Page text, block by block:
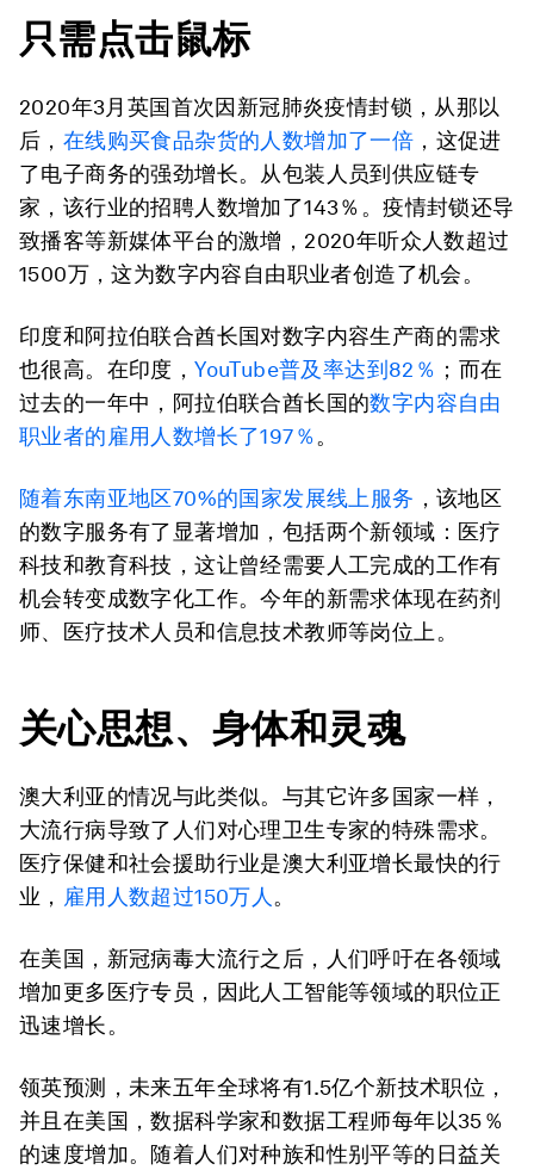
只需点击鼠标
2020年3月英国首次因新冠肺炎疫情封锁，从那以
后， 在线购买食品杂货的人数增加了一倍 ，这促进
了电子商务的强劲增长。从包装人员到供应链专
家，该行业的招聘人数增加了143％。疫情封锁还导
致播客等新媒体平台的激增，2020年听众人数超过
1500万，这为数字内容自由职业者创造了机会。
印度和阿拉伯联合酋长国对数字内容生产商的需求
也很高。在印度，YouTube普及率达到82％ ；而在
过去的一年中，阿拉伯联合酋长国的数字内容自由
职业者的雇用人数增长了197％。
随着东南亚地区70%的国家发展线上服务 ，该地区
的数字服务有了显著增加，包括两个新领域：医疗
科技和教育科技，这让曾经需要人工完成的工作有
机会转变成数字化工作。今年的新需求体现在药剂
师、医疗技术人员和信息技术教师等岗位上。
关心思想、身体和灵魂
澳大利亚的情况与此类似。与其它许多国家一样，
大流行病导致了人们对心理卫生专家的特殊需求。
医疗保健和社会援助行业是澳大利亚增长最快的行
业， 雇用人数超过150万人 。
在美国，新冠病毒大流行之后，人们呼吁在各领域
增加更多医疗专员，因此人工智能等领域的职位正
迅速增长。
领英预测，未来五年全球将有1.5亿个新技术职位，
并且在美国，数据科学家和数据工程师每年以35％
的速度增加。随着人们对种族和性别平等的日益关